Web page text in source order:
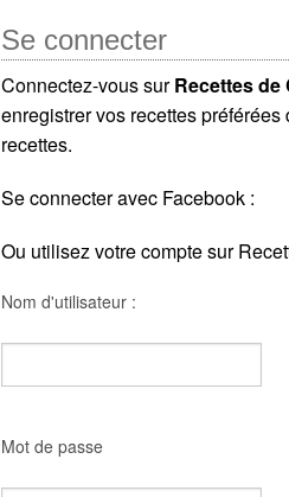
Se connecter
Connectez-vous surRecettes de
enregistrer vos recettes
recettes.
Se connecter avec Facebook :
Ou utilisez votre compte sur
Nom d'utilisateur :
Mot de passe